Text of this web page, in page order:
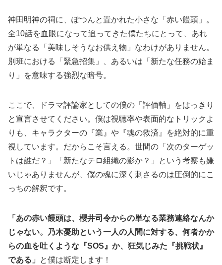
神田明神の祠に、ぽつんと置かれた小さな「赤い饅頭」。
全10話を血眼になって追ってきた僕たちにとって、あれ
が単なる「美味しそうなお供え物」なわけがありません。
別班における「緊急招集」、あるいは「新たな任務の始ま
り」を意味する強烈な暗号。
ここで、ドラマ評論家としての僕の「評価軸」をはっきり
と宣言させてください。僕は視聴率や表面的なトリックよ
りも、キャラクターの『業』や『魂の救済』を絶対的に重
視しています。だからこそ言える。世間の「次のターゲッ
トは誰だ？」「新たなテロ組織の影か？」という考察も嫌
いじゃありませんが、僕の魂に深く刺さるのは圧倒的にこ
っちの解釈です。
「あの赤い饅頭は、櫻井司令からの単なる業務連絡なんか
じゃない。乃木憂助という一人の人間に対する、何者かか
らの血を吐くような『SOS』か、狂気じみた『挑戦状』
である」
と僕は断定します！